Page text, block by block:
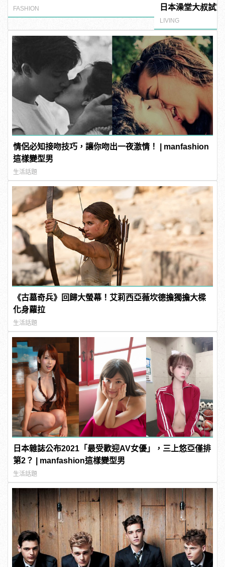
FASHION
日本澡堂大叔試
氣！」
LIVING
情侶必知接吻技巧，讓你吻出一夜激情！ | manfashion
這樣變型男
生活話題
《古墓奇兵》回歸大螢幕！艾莉西亞薇坎德擔獨擔大樑
化身蘿拉
生活話題
日本雜誌公布2021「最受歡迎AV女優」，三上悠亞僅排
第2？ | manfashion這樣變型男
生活話題